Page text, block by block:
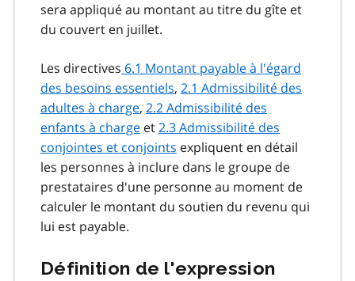
sera appliqué au montant au titre du gîte et
du couvert en juillet.
Les directives 6.1 Montant payable à l'égard
des besoins essentiels, 2.1 Admissibilité des
adultes à charge, 2.2 Admissibilité des
enfants à charge et2.3 Admissibilité des
conjointes et conjoints expliquent en détail
les personnes à inclure dans le groupe de
prestataires d'une personne au moment de
calculer le montant du soutien du revenu qui
lui est payable.
Définition de l'expression